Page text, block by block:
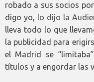
robado a sus socios
digo yo, lo dijo la
lleva todo lo que
la publicidad para
el Madrid se
títulos y a engordar las